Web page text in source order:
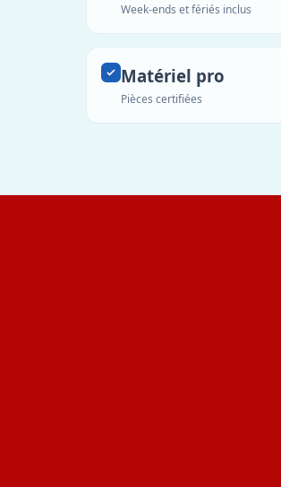
Week-ends et fériés inclus
Matériel pro
Pièces certifiées